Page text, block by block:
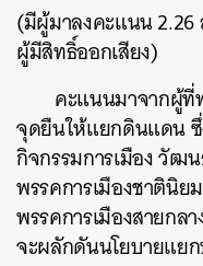
(มีผู้มาลงคะแนน 2.26
ผู้มีสิทธิ์ออกเสียง)
คะแนนมาจากผู้
จุดยืนให้แยกดินแดน
กิจกรรมการเมือง วัฒ
พรรคการเมืองชาตินิ
พรรคการเมืองสายกล
จะผลักดันนโยบายแย